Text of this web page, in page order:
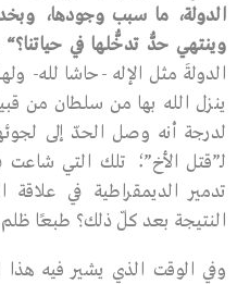
الدولة، ما سبب وجودها،
وينتهي حدُّ تدخُّلها في حياتنا؟“
الدولةَ مثل الإله -حاشا لله-
ينزل الله بها من سلطان من
لدرجة أنه وصل الحدّ إلى
لـ”قتل الأخ”؛ تلك التي
تدمير الديمقراطية في علاقة
النتيجة بعد كلّ ذلك؟ طبعـًا ظلم
وفي الوقت الذي يشير فيه هذا